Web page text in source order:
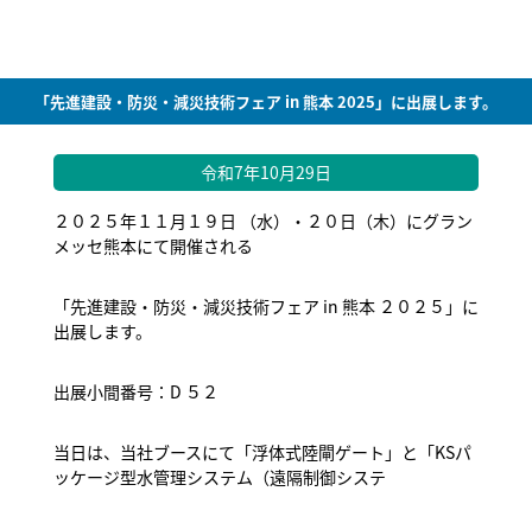
「先進建設・防災・減災技術フェア in 熊本 2025」に出展します。
令和7年10月29日
２０２５年１１月１９日 （水）・２０日（木）にグラン
メッセ熊本にて開催される
「先進建設・防災・減災技術フェア in 熊本 ２０２５」に
出展します。
出展小間番号：D ５２
当日は、当社ブースにて「浮体式陸閘ゲート」と「KSパ
ッケージ型水管理システム（遠隔制御システ